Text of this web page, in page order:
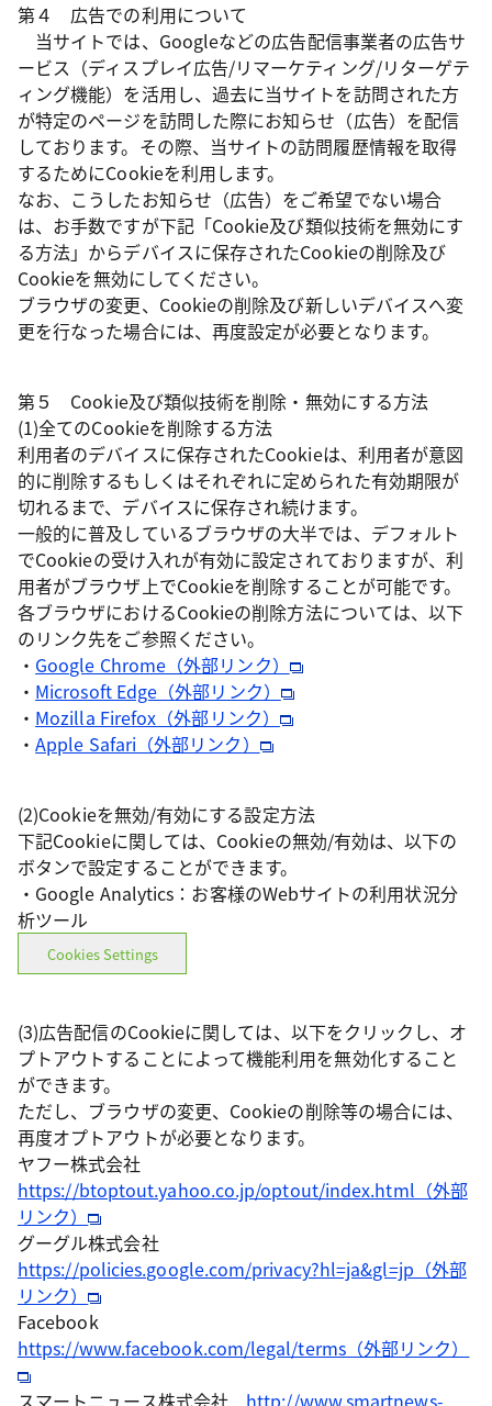
第４ 広告での利用について
当サイトでは、Googleなどの広告配信事業者の広告サ
ービス（ディスプレイ広告/リマーケティング/リターゲテ
ィング機能）を活用し、過去に当サイトを訪問された方
が特定のページを訪問した際にお知らせ（広告）を配信
しております。その際、当サイトの訪問履歴情報を取得
するためにCookieを利用します。
なお、こうしたお知らせ（広告）をご希望でない場合
は、お手数ですが下記「Cookie及び類似技術を無効にす
る方法」からデバイスに保存されたCookieの削除及び
Cookieを無効にしてください。
ブラウザの変更、Cookieの削除及び新しいデバイスへ変
更を行なった場合には、再度設定が必要となります。
第５ Cookie及び類似技術を削除・無効にする方法
(1)全てのCookieを削除する方法
利用者のデバイスに保存されたCookieは、利用者が意図
的に削除するもしくはそれぞれに定められた有効期限が
切れるまで、デバイスに保存され続けます。
一般的に普及しているブラウザの大半では、デフォルト
でCookieの受け入れが有効に設定されておりますが、利
用者がブラウザ上でCookieを削除することが可能です。
各ブラウザにおけるCookieの削除方法については、以下
のリンク先をご参照ください。
・ Google Chrome（外部リンク）
・ Microsoft Edge（外部リンク）
・ Mozilla Firefox（外部リンク）
・Apple Safari（外部リンク）
(2)Cookieを無効/有効にする設定方法
下記Cookieに関しては、Cookieの無効/有効は、以下の
ボタンで設定することができます。
・Google Analytics：お客様のWebサイトの利用状況分
析ツール
Cookies Settings
(3)広告配信のCookieに関しては、以下をクリックし、オ
プトアウトすることによって機能利用を無効化すること
ができます。
ただし、ブラウザの変更、Cookieの削除等の場合には、
再度オプトアウトが必要となります。
ヤフー株式会社
https://btoptout.yahoo.co.jp/optout/index.html（外部
リンク）
グーグル株式会社
https://policies.google.com/privacy?hl=ja&gl=jp（外部
リンク）
Facebook
https://www.facebook.com/legal/terms（外部リンク）
スマートニュース株式会社 http://www.smartnews-